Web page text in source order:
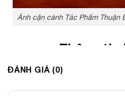
Ảnh cận cảnh Tác Phẩm Thuận
Thông tin
ĐÁ PHONG THỦY AN PHÁT –
PHONG
ĐÁNH GIÁ (0)